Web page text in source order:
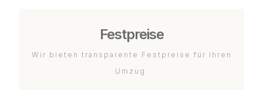
Festpreise
Wir bieten transparente Festpreise für Ihren
Umzug.